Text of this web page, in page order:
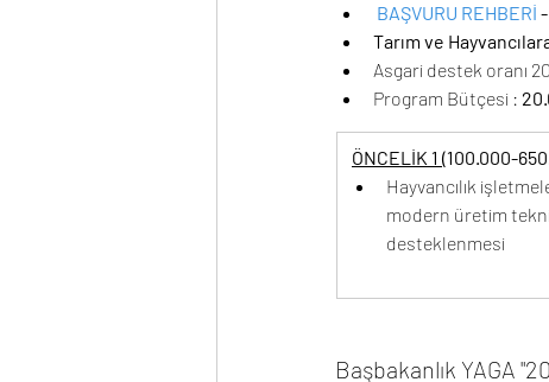
BAŞVURU REHBERİ -
Tarım ve
Asgari destek oranı
Program Bütçesi :
ÖNCELİK 1 (100.000-
Hayvancılık
modern üretim
desteklenmesi
Başbakanlık YAGA